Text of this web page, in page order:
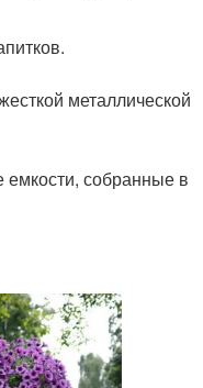
металлической
емкости, собранные в